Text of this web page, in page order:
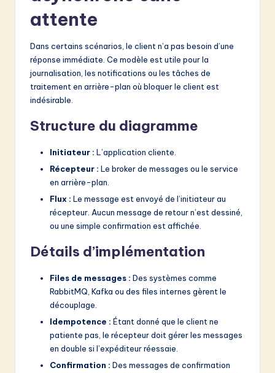
attente
Dans certains scénarios, le client n’a pas besoin d’une
réponse immédiate. Ce modèle est utile pour la
journalisation, les notifications ou les tâches de
traitement en arrière-plan où bloquer le client est
indésirable.
Structure du diagramme
Initiateur : L’application cliente.
Récepteur : Le broker de messages ou le service
en arrière-plan.
Flux : Le message est envoyé de l’initiateur au
récepteur. Aucun message de retour n’est dessiné,
ou une simple confirmation est affichée.
Détails d’implémentation
Files de messages : Des systèmes comme
RabbitMQ, Kafka ou des files internes gèrent le
découplage.
Idempotence : Étant donné que le client ne
patiente pas, le récepteur doit gérer les messages
en double si l’expéditeur réessaie.
Confirmation : Des messages de confirmation